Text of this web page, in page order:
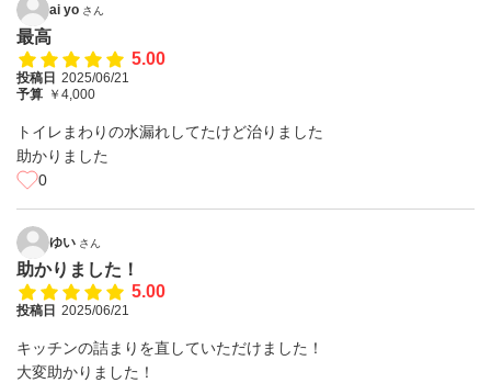
ai yo さん
最高
5.00
投稿日 2025/06/21
予算 ￥4,000
トイレまわりの水漏れしてたけど治りました
助かりました
0
ゆい さん
助かりました！
5.00
投稿日 2025/06/21
キッチンの詰まりを直していただけました！
大変助かりました！